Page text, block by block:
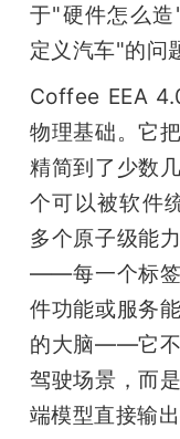
于"硬件怎么
定义汽车"的问
Coffee EEA
物理基础。它
精简到了少数
个可以被软件
多个原子级能
——每一个标签
件功能或服务
的大脑——它不
驾驶场景，而
端模型直接输出